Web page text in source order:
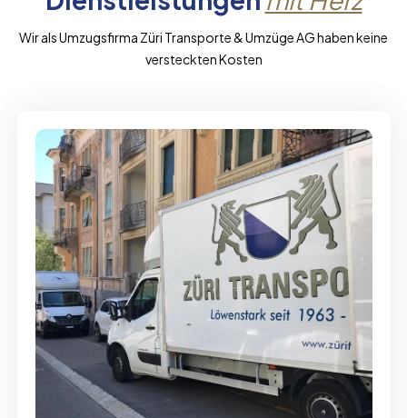
Wir als Umzugsfirma Züri Transporte & Umzüge AG haben keine
versteckten Kosten